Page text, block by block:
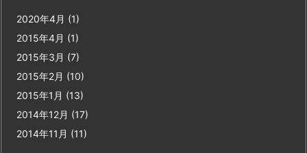
2020年4月 (1)
2015年4月 (1)
2015年3月 (7)
2015年2月 (10)
2015年1月 (13)
2014年12月 (17)
2014年11月 (11)